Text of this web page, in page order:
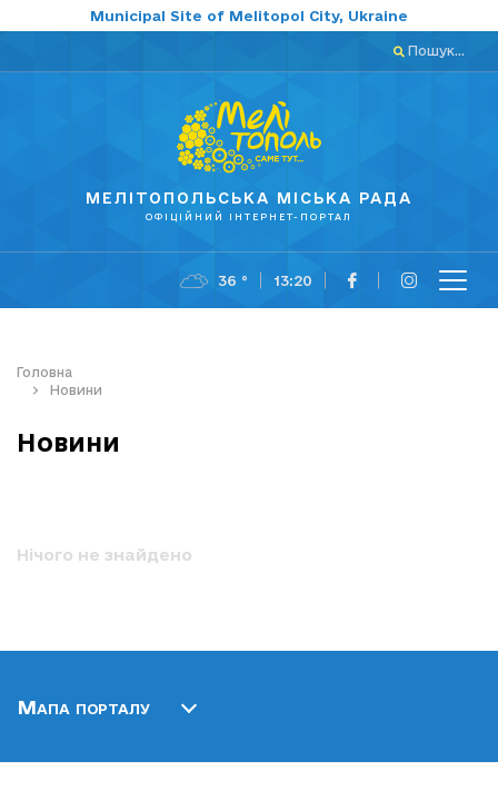
Municipal Site of Melitopol City, Ukraine
Пошук...
МЕЛІТОПОЛЬСЬКА МІСЬКА РАДА
ОФІЦІЙНИЙ ІНТЕРНЕТ-ПОРТАЛ
36 ° 13:20
Головна
Новини
Новини
Нічого не знайдено
Мапа порталу